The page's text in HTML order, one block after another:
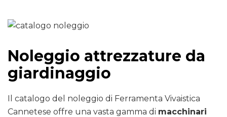
Noleggio attrezzature da
giardinaggio
Il catalogo del noleggio di Ferramenta Vivaistica
Cannetese offre una vasta gamma di macchinari